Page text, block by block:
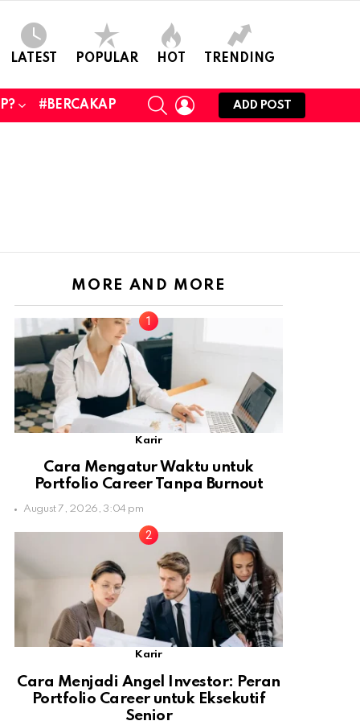
LATEST POPULAR HOT TRENDING
#BERCAKAP
SEARCHLOGIN
ADD POST
MORE AND MORE
Karir
Cara Mengatur Waktu untuk
Portfolio Career Tanpa Burnout
August 7, 2026, 3:04 pm
Karir
Cara Menjadi Angel Investor: Peran
Portfolio Career untuk Eksekutif
Senior